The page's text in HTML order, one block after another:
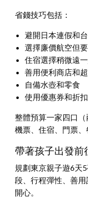
省錢技巧包括：
避開日本連假和
選擇廉價航空但
住宿選擇稍微遠
善用便利商店和
自備水壺和零食
使用優惠券和折
整體預算一家四口
機票、住宿、門票、
帶著孩子出發前
規劃東京親子遊6天
段、行程彈性、善
開心。